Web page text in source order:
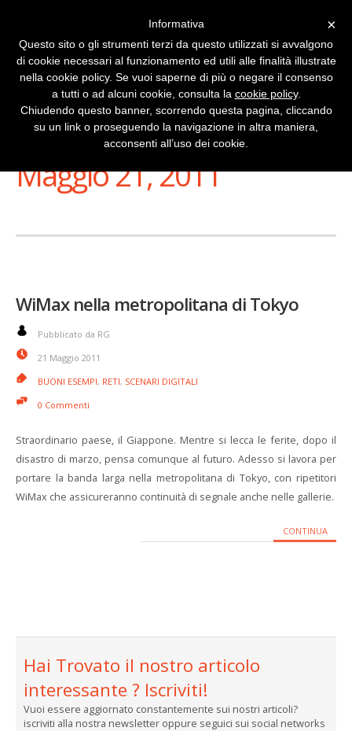
Stai Visualizzando
Maggio 21, 2011
WiMax nella metropolitana di Tokyo
Pubblicato da RG
21 Maggio 2011
BUONI ESEMPI, RETI, SCENARI DIGITALI
0 Commenti
Straordinario paese, il Giappone. Mentre si lecca le ferite, dopo il
disastro di marzo, pensa comunque al futuro. Adesso si lavora per
portare la banda larga nella metropolitana di Tokyo, con ripetitori
WiMax che assicureranno continuità di segnale anche nelle gallerie.
CONTINUA
Hai Trovato il nostro articolo
interessante ? Iscriviti!
Vuoi essere aggiornato constantemente sui nostri articoli?
iscriviti alla nostra newsletter oppure seguici sui social networks
×
Informativa
Questo sito o gli strumenti terzi da questo utilizzati si avvalgono
di cookie necessari al funzionamento ed utili alle finalità illustrate
nella cookie policy. Se vuoi saperne di più o negare il consenso
a tutti o ad alcuni cookie, consulta la cookie policy.
Chiudendo questo banner, scorrendo questa pagina, cliccando
su un link o proseguendo la navigazione in altra maniera,
acconsenti all’uso dei cookie.